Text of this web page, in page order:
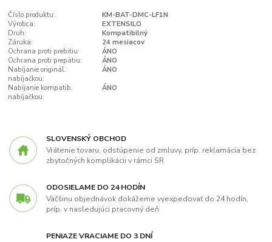
Číslo produktu:
KM-BAT-DMC-LF1N
Výrobca:
EXTENSILO
Druh:
Kompatibilný
Záruka:
24 mesiacov
Ochrana proti prebitiu:
ÁNO
Ochrana proti prepätiu:
ÁNO
Nabíjanie originál.
nabíjačkou:
ÁNO
Nabíjanie kompatib.
nabíjačkou:
ÁNO
SLOVENSKÝ OBCHOD
Vrátenie tovaru, odstúpenie od zmluvy, príp. reklamácia bez
zbytočných komplikácii v rámci SR
ODOSIELAME DO 24 HODÍN
Väčšinu objednávok dokážeme vyexpedovať do 24 hodín,
príp. v nasledujúci pracovný deň
PENIAZE VRACIAME DO 3 DNÍ